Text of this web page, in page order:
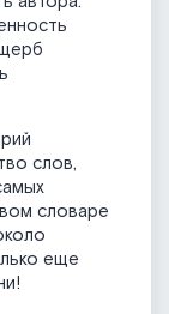
слов,
словаре
еще